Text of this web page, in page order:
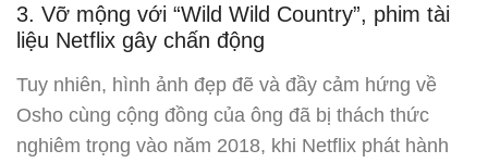
3. Vỡ mộng với “Wild Wild Country”, phim tài
liệu Netflix gây chấn động
Tuy nhiên, hình ảnh đẹp đẽ và đầy cảm hứng về
Osho cùng cộng đồng của ông đã bị thách thức
nghiêm trọng vào năm 2018, khi Netflix phát hành